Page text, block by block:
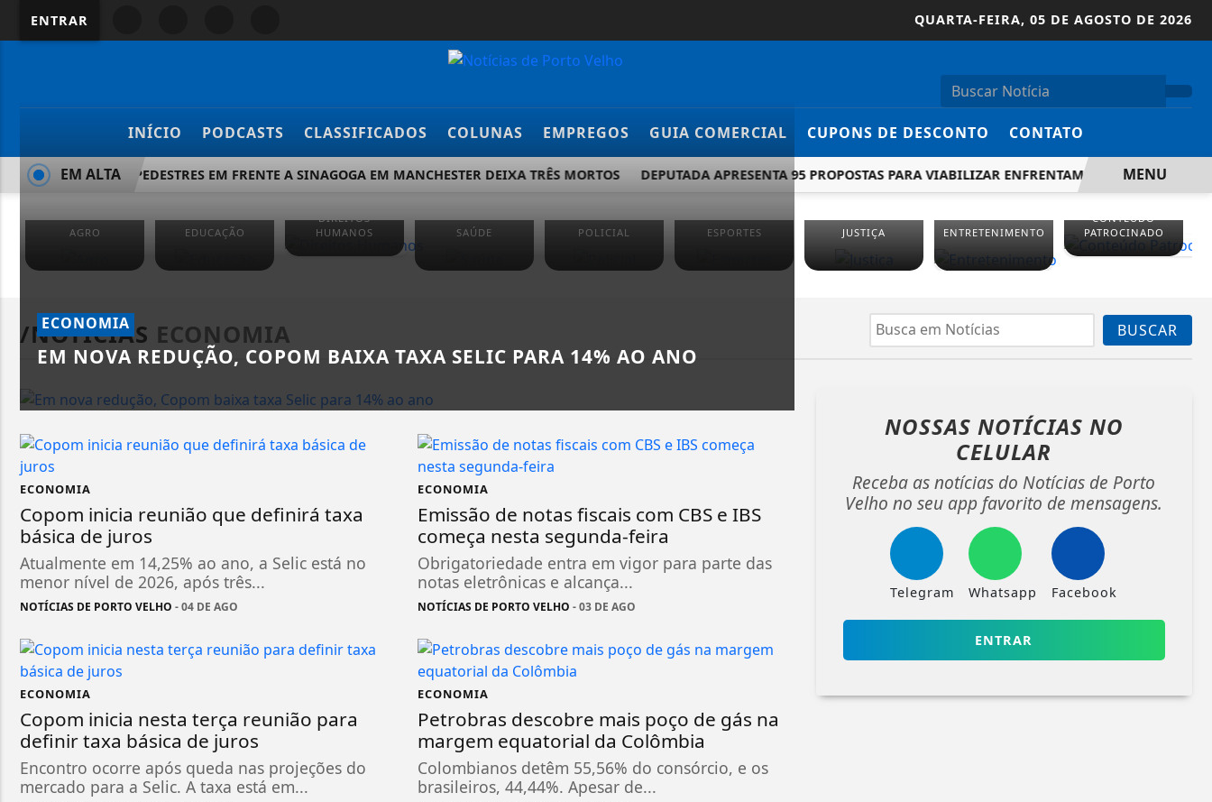
ENTRAR QUARTA-FEIRA, 05 DE AGOSTO DE 2026
INÍCIO PODCASTS CLASSIFICADOS COLUNAS EMPREGOS GUIA COMERCIAL CUPONS DE DESCONTO CONTATO
ATAQUE A PEDESTRES EM FRENTE A SINAGOGA EM MANCHESTER DEIXA TRÊS MORTOS DEPUTADA APRESENTA 95 PROPOSTAS PARA VIABILIZAR ENFRENTAMENTO A
EM ALTA MENU
AGRO EDUCAÇÃO
DIREITOS
HUMANOS
SAÚDE POLICIAL ESPORTES JUSTIÇA ENTRETENIMENTO
CONTEÚDO
PATROCINADO
/NOTÍCIAS ECONOMIA BUSCAR
ECONOMIA
EM NOVA REDUÇÃO, COPOM BAIXA TAXA SELIC PARA 14% AO ANO
ECONOMIA
Copom inicia reunião que definirá taxa
básica de juros
Atualmente em 14,25% ao ano, a Selic está no
menor nível de 2026, após três...
NOTÍCIAS DE PORTO VELHO - 04 DE AGO
ECONOMIA
Emissão de notas fiscais com CBS e IBS
começa nesta segunda-feira
Obrigatoriedade entra em vigor para parte das
notas eletrônicas e alcança...
NOTÍCIAS DE PORTO VELHO - 03 DE AGO
ECONOMIA
Copom inicia nesta terça reunião para
definir taxa básica de juros
Encontro ocorre após queda nas projeções do
mercado para a Selic. A taxa está em...
ECONOMIA
Petrobras descobre mais poço de gás na
margem equatorial da Colômbia
Colombianos detêm 55,56% do consórcio, e os
brasileiros, 44,44%. Apesar de...
NOSSAS NOTÍCIAS NO
CELULAR
Receba as notícias do Notícias de Porto
Velho no seu app favorito de mensagens.
Telegram Whatsapp Facebook
ENTRAR